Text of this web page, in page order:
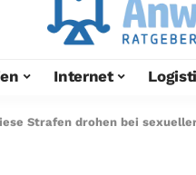
Internet
Strafen drohen bei